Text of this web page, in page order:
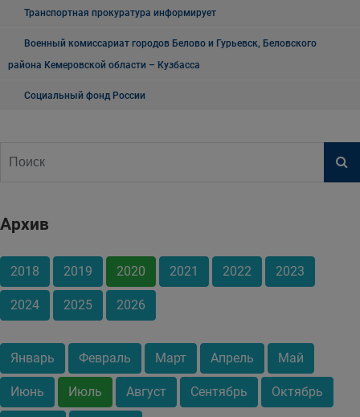
Транспортная прокуратура информирует
Военный комиссариат городов Белово и Гурьевск, Беловского
района Кемеровской области – Кузбасса
Социальный фонд России
Архив
2018 2019 2020 2021 2022 2023
2024 2025 2026
Январь Февраль Март Апрель Май
Июнь Июль Август Сентябрь Октябрь